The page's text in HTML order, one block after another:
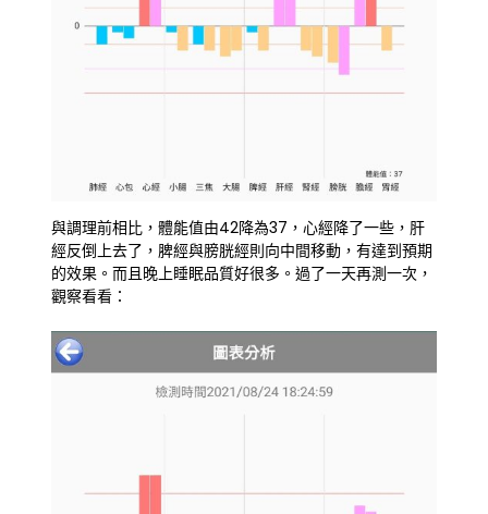
與調理前相比，體能值由42降為37，心經降了一些，肝
經反倒上去了，脾經與膀胱經則向中間移動，有達到預期
的效果。而且晚上睡眠品質好很多。過了一天再測一次，
觀察看看：